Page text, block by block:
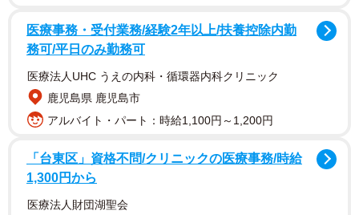
写真集発売を記念して8月11日に東京・HMV&BOOKS
SHIBUYAでイベントを開催することが決定。本人からの写
真集お渡し会をはじめ、2ショット撮影や自身が代表を務め
る株式会社KOS主催のファンミーティング(女性限定)招待券
す。
医療事務・受付業務/経験2年以上/扶養控除内勤
務可/平日のみ勤務可
医療法人UHC うえの内科・循環器内科クリニック
鹿児島県 鹿児島市
アルバイト・パート：時給1,100円～1,200円
「台東区」資格不問/クリニックの医療事務/時給
1,300円から
医療法人財団湖聖会